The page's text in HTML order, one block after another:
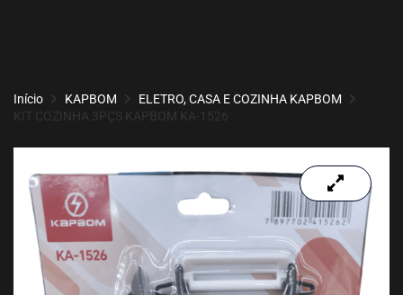
Início KAPBOM
ELETRO, CASA E COZINHA KAPBOM
KIT COZINHA 3PÇS KAPBOM KA-1526